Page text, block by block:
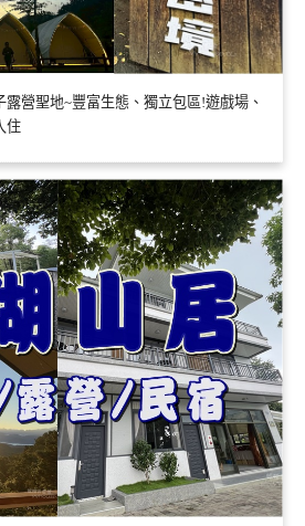
營聖地~豐富生態、獨立包區!遊戲場、
住